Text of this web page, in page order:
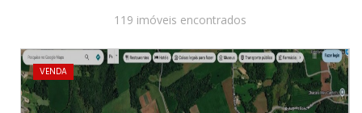
119 imóveis encontrados
VENDA